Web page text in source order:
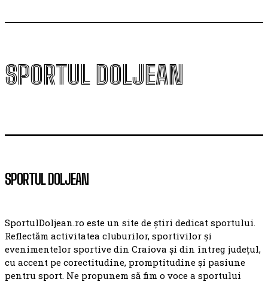
SPORTUL DOLJEAN
SPORTUL DOLJEAN
SportulDoljean.ro este un site de știri dedicat sportului.
Reflectăm activitatea cluburilor, sportivilor și
evenimentelor sportive din Craiova și din întreg județul,
cu accent pe corectitudine, promptitudine și pasiune
pentru sport. Ne propunem să fim o voce a sportului